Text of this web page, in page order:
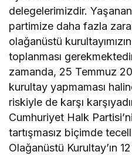
delegelerimizdir.
partimize daha fazla
olağanüstü
toplanması
zamanda, 25 Temmuz
kurultay yapmaması
riskiyle de karşı
Cumhuriyet Halk
tartışmasız biçimde
Olağanüstü Kurultay’ın